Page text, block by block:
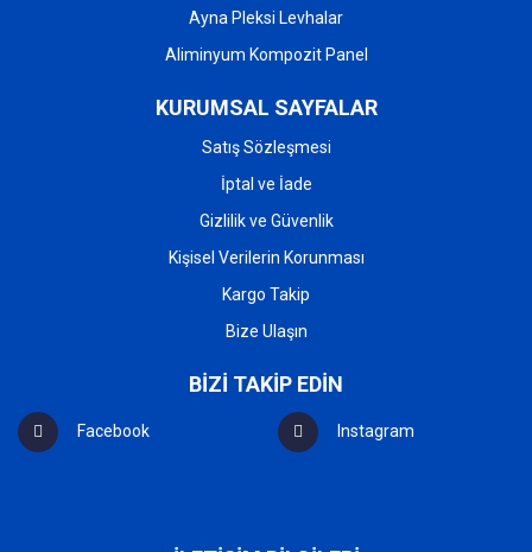
Ayna Pleksi Levhalar
Aliminyum Kompozit Panel
KURUMSAL SAYFALAR
Satış Sözleşmesi
İptal ve İade
Gizlilik ve Güvenlik
Kişisel Verilerin Korunması
Kargo Takip
Bize Ulaşın
BİZİ TAKİP EDİN
Facebook Instagram